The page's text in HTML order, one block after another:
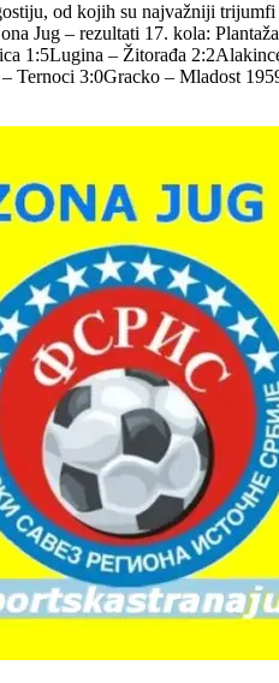
od kojih su najvažniji trijumfi
Jug – rezultati 17. kola:
1:5Lugina – Žitorađa
– Ternoci 3:0Gracko – Mladost